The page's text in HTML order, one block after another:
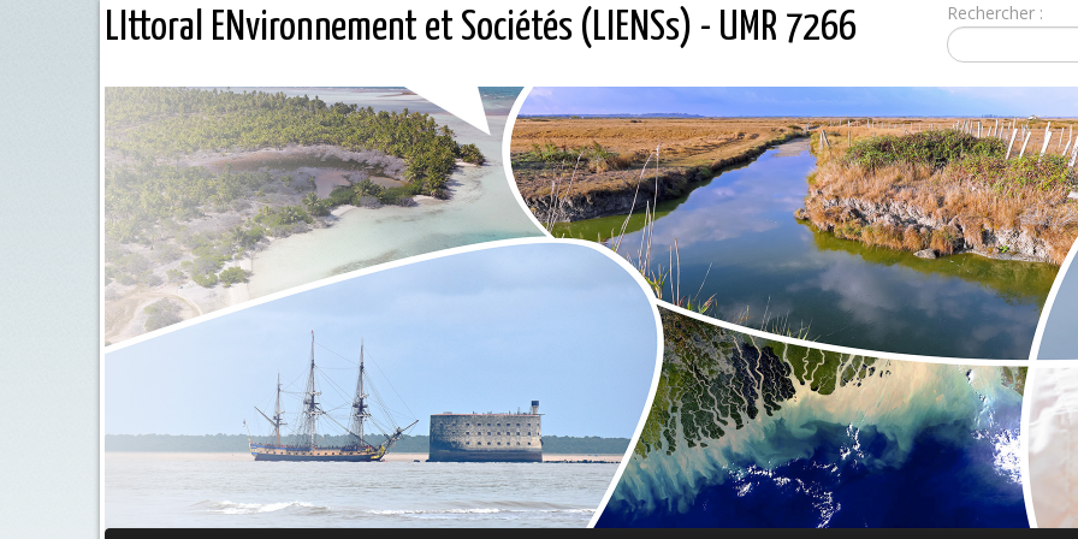
LIttoral ENvironnement et Sociétés (LIENSs) - UMR 7266 Rechercher :